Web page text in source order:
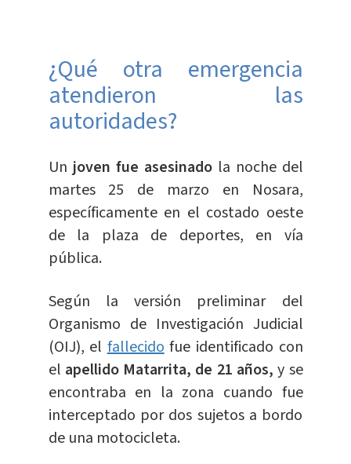
¿Qué otra emergencia
atendieron las
autoridades?
Un joven fue asesinadola noche del
martes 25 de marzo en Nosara,
específicamente en el costado oeste
de la plaza de deportes, en vía
pública.
Según la versión preliminar del
Organismo de Investigación Judicial
(OIJ), elfallecido fue identificado con
el apellido Matarrita, de 21 años,y se
encontraba en la zona cuando fue
interceptado por dos sujetos a bordo
de una motocicleta.